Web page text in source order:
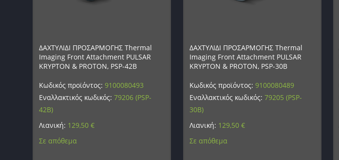
ΔΑΧΤΥΛΙΔΙ ΠΡΟΣΑΡΜΟΓΗΣ Thermal
Imaging Front Attachment PULSAR
KRYPTON & PROTON, PSP-42B
Κωδικός προϊόντος:9100080493
Εναλλακτικός κωδικός:79206 (PSP-
42B)
Λιανική: 129,50€
Σε απόθεμα
ΔΑΧΤΥΛΙΔΙ ΠΡΟΣΑΡΜΟΓΗΣ Thermal
Imaging Front Attachment PULSAR
KRYPTON & PROTON, PSP-30B
Κωδικός προϊόντος: 9100080489
Εναλλακτικός κωδικός: 79205 (PSP-
30B)
Λιανική: 129,50 €
Σε απόθεμα